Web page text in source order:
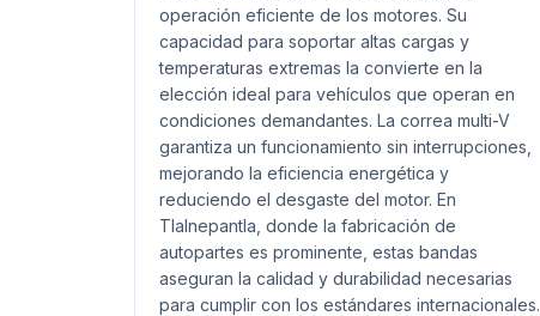
operación eficiente de los motores. Su
capacidad para soportar altas cargas y
temperaturas extremas la convierte en la
elección ideal para vehículos que operan en
condiciones demandantes. La correa multi-V
garantiza un funcionamiento sin interrupciones,
mejorando la eficiencia energética y
reduciendo el desgaste del motor. En
Tlalnepantla, donde la fabricación de
autopartes es prominente, estas bandas
aseguran la calidad y durabilidad necesarias
para cumplir con los estándares internacionales.